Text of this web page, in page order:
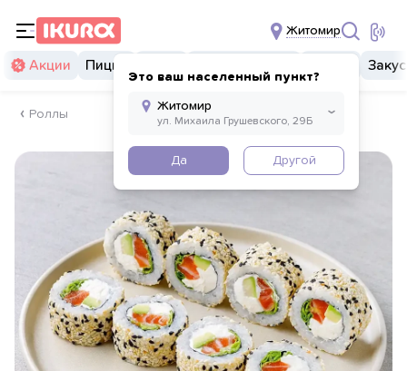
Житомир
Это ваш населенный пункт?
Да Другой
Акции Пицца
Роллы